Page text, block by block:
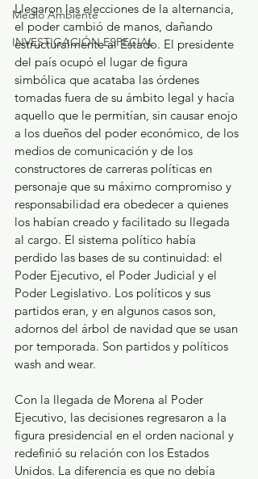
Medio Ambiente
INVESTIGACIÓN ESPECIAL
Llegaron las elecciones de la alternancia,
el poder cambió de manos, dañando
estructuralmente al Estado. El presidente
del país ocupó el lugar de figura
simbólica que acataba las órdenes
tomadas fuera de su ámbito legal y hacía
aquello que le permitían, sin causar enojo
a los dueños del poder económico, de los
medios de comunicación y de los
constructores de carreras políticas en
personaje que su máximo compromiso y
responsabilidad era obedecer a quienes
los habían creado y facilitado su llegada
al cargo. El sistema político había
perdido las bases de su continuidad: el
Poder Ejecutivo, el Poder Judicial y el
Poder Legislativo. Los políticos y sus
partidos eran, y en algunos casos son,
adornos del árbol de navidad que se usan
por temporada. Son partidos y políticos
wash and wear.
Con la llegada de Morena al Poder
Ejecutivo, las decisiones regresaron a la
figura presidencial en el orden nacional y
redefinió su relación con los Estados
Unidos. La diferencia es que no debía